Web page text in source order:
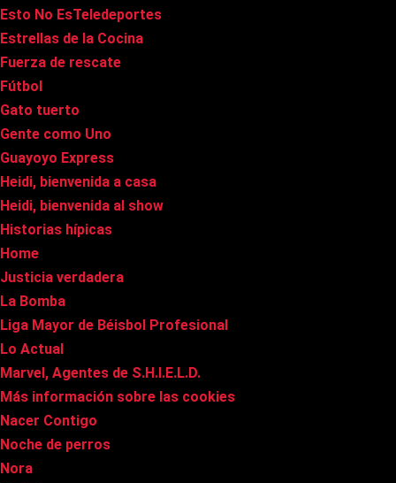
Esto No EsTeledeportes
Estrellas de la Cocina
Fuerza de rescate
Fútbol
Gato tuerto
Gente como Uno
Guayoyo Express
Heidi, bienvenida a casa
Heidi, bienvenida al show
Historias hípicas
Home
Justicia verdadera
La Bomba
Liga Mayor de Béisbol Profesional
Lo Actual
Marvel, Agentes de S.H.I.E.L.D.
Más información sobre las cookies
Nacer Contigo
Noche de perros
Nora